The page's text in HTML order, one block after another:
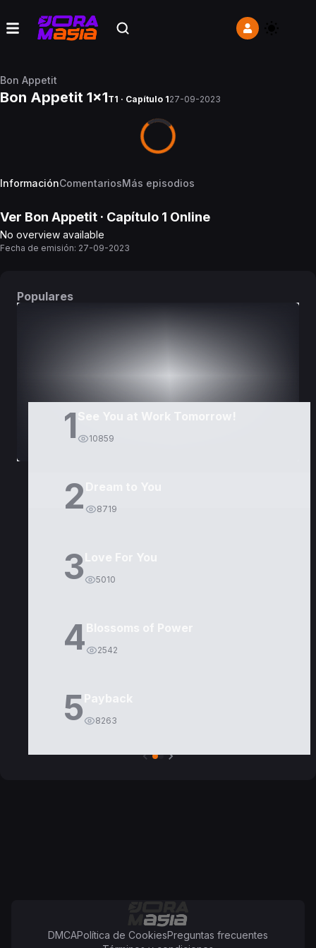
Bon Appetit
Bon Appetit 1x1T1 · Capítulo 127-09-2023
InformaciónComentariosMás episodios
Ver Bon Appetit · Capítulo 1 Online
No overview available
Fecha de emisión: 27-09-2023
Populares
1 10859
2 8719
3 5010
4 2542
5 8263
DMCAPolítica de CookiesPreguntas frecuentes